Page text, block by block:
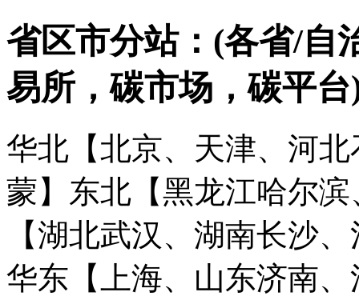
省区市分站：(各省/自
易所，碳市场，碳平台
华北【北京、天津、河
蒙】 东北【黑龙江哈尔
【湖北武汉、湖南长沙
华东【上海、山东济南